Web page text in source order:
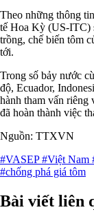
Theo những thông
tế Hoa Kỳ (US-ITC)
trồng, chế biến tôm
tới.
Trong số bảy nước
độ, Ecuador,
hành tham vấn riêng
đã hoàn thành việc
Nguồn: TTXVN
#VASEP#Việt Nam
#chống phá giá tôm
Bài viết liên